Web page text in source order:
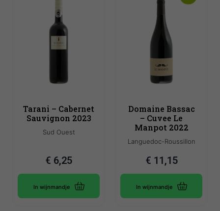
Tarani – Cabernet
Sauvignon 2023
Sud Ouest
€ 6,25
In wijnmandje
Domaine Bassac
– Cuvee Le
Manpot 2022
Languedoc-Roussillon
€ 11,15
In wijnmandje